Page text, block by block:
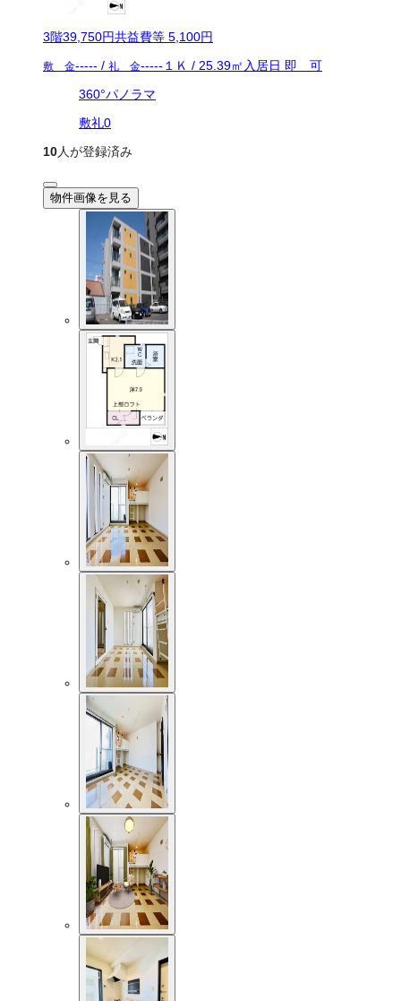
3階39,750円共益費等 5,100円
敷 金----- / 礼 金----- １Ｋ / 25.39㎡ 入居日 即 可
360°パノラマ
敷礼0
10人が登録済み
物件画像を見る